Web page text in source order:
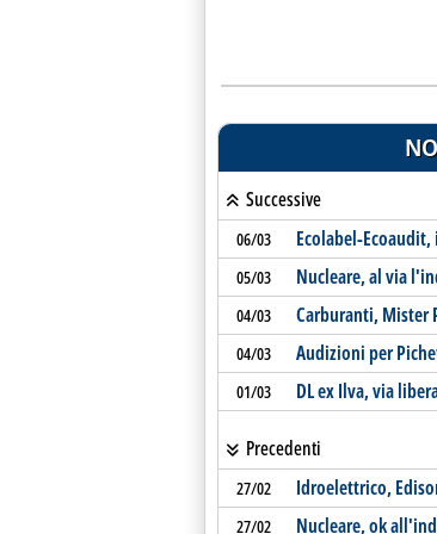
Successive
06/03 Ecolabel-
05/03 Nucleare, al via
04/03 Carburanti, Mister
04/03 Audizioni per
01/03 DL ex Ilva, via
Precedenti
27/02 Idroelettrico,
27/02 Nucleare, ok